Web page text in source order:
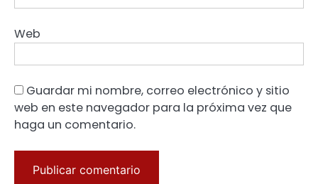
Web
Guardar mi nombre, correo electrónico y sitio
web en este navegador para la próxima vez que
haga un comentario.